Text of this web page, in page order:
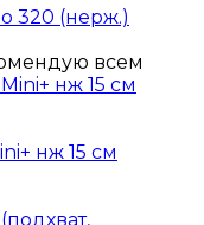
320 (нерж.)
всем
нж 15 см